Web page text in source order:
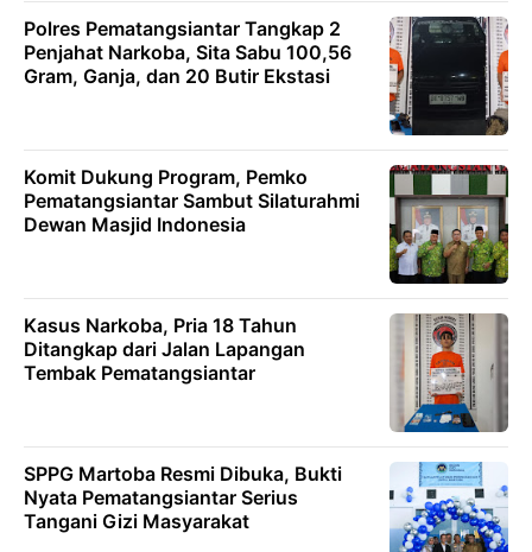
Polres Pematangsiantar Tangkap 2
Penjahat Narkoba, Sita Sabu 100,56
Gram, Ganja, dan 20 Butir Ekstasi
Komit Dukung Program, Pemko
Pematangsiantar Sambut Silaturahmi
Dewan Masjid Indonesia
Kasus Narkoba, Pria 18 Tahun
Ditangkap dari Jalan Lapangan
Tembak Pematangsiantar
SPPG Martoba Resmi Dibuka, Bukti
Nyata Pematangsiantar Serius
Tangani Gizi Masyarakat